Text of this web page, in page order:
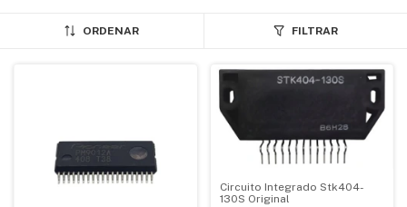
ORDENAR FILTRAR
Circuito Integrado Stk404-
130S Original